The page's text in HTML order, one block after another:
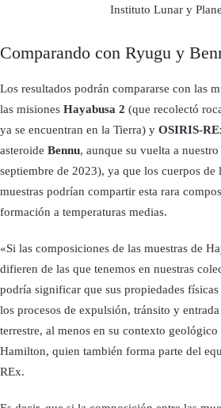
Instituto Lunar y
Comparando con Ryugu y
Los resultados podrán compararse con las
las misiones Hayabusa 2 (que recolectó
ya se encuentran en la Tierra) y OSIRIS-
asteroide Bennu, aunque su vuelta a
septiembre de 2023), ya que los cuerpos de
muestras podrían compartir esta rara
formación a temperaturas medias.
«Si las composiciones de las muestras de
difieren de las que tenemos en nuestras
podría significar que sus propiedades
los procesos de expulsión, tránsito y
terrestre, al menos en su contexto
Hamilton, quien también forma parte del
REx.